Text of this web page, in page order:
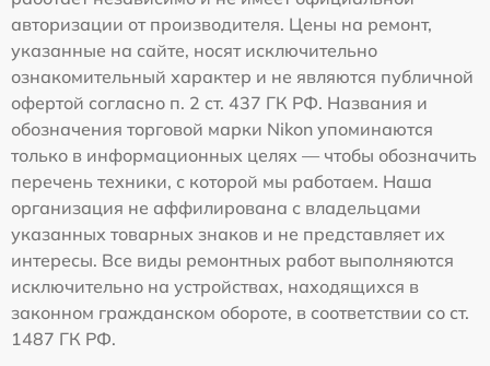
авторизации от производителя. Цены на ремонт,
указанные на сайте, носят исключительно
ознакомительный характер и не являются публичной
офертой согласно п. 2 ст. 437 ГК РФ. Названия и
обозначения торговой марки Nikon упоминаются
только в информационных целях — чтобы обозначить
перечень техники, с которой мы работаем. Наша
организация не аффилирована с владельцами
указанных товарных знаков и не представляет их
интересы. Все виды ремонтных работ выполняются
исключительно на устройствах, находящихся в
законном гражданском обороте, в соответствии со ст.
1487 ГК РФ.